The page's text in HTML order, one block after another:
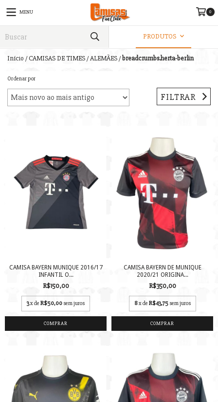
MENU 0
PRODUTOS
Início /CAMISAS DE TIMES/ALEMÃES/breadcrumbs.herta-berlin
Ordenar por
FILTRAR
CAMISA BAYERN MUNIQUE 2016/17
INFANTIL O...
R$150,00
3x de R$50,00 sem juros
COMPRAR
CAMISA BAYERN DE MUNIQUE
2020/21 ORIGINA...
R$350,00
8x de R$43,75 sem juros
COMPRAR